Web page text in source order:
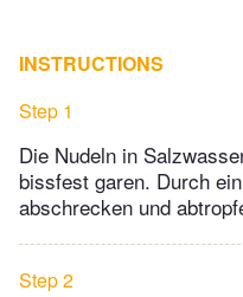
INSTRUCTIONS
Step 1
Die Nudeln in
bissfest garen. Durch
abschrecken und
Step 2